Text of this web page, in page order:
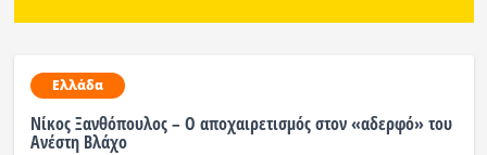
Πολιτική
Οικονομία
Ελλάδα
Νίκος Ξανθόπουλος – Ο αποχαιρετισμός στον «αδερφό» του
Ανέστη Βλάχο